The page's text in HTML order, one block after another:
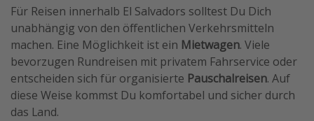
Für Reisen innerhalb El Salvadors solltest Du Dich
unabhängig von den öffentlichen Verkehrsmitteln
machen. Eine Möglichkeit ist ein Mietwagen. Viele
bevorzugen Rundreisen mit privatem Fahrservice oder
entscheiden sich für organisierte Pauschalreisen. Auf
diese Weise kommst Du komfortabel und sicher durch
das Land.